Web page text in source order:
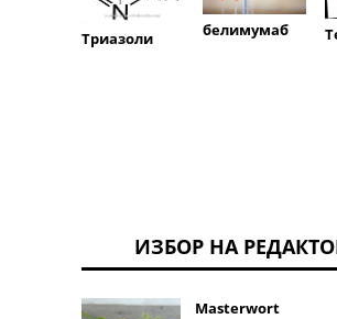
Триазоли белимумаб
ИЗБОР НА
Masterwort